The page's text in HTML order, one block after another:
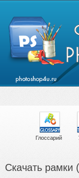
Глоссарий
Скачать